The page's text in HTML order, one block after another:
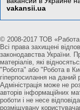
vakansii.ua
© 2008-2017 ТОВ
Всі права захищені
законодавства України.
матеріалів, які
"Робота" або "Робота в
гіперпосилання на даний
Адміністрація може не
авторів інформаційних
роботи і не несе
розміщувану